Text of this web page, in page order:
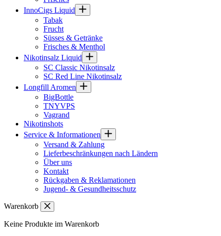
InnoCigs Liquid
Tabak
Frucht
Süsses & Getränke
Frisches & Menthol
Nikotinsalz Liquid
SC Classic Nikotinsalz
SC Red Line Nikotinsalz
Longfill Aromen
BigBottle
TNYVPS
Vagrand
Nikotinshots
Service & Informationen
Versand & Zahlung
Lieferbeschränkungen nach Ländern
Über uns
Kontakt
Rückgaben & Reklamationen
Jugend- & Gesundheitsschutz
Warenkorb
Keine Produkte im Warenkorb